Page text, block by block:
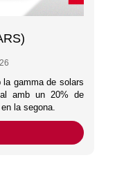
gamma de solars
amb un 20% de
la segona.